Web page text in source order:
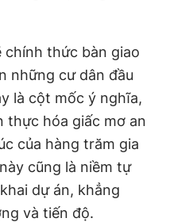
chính thức bàn giao
những cư dân đầu
là cột mốc ý nghĩa,
thực hóa giấc mơ an
của hàng trăm gia
cũng là niềm tự
dự án, khẳng
và tiến độ.